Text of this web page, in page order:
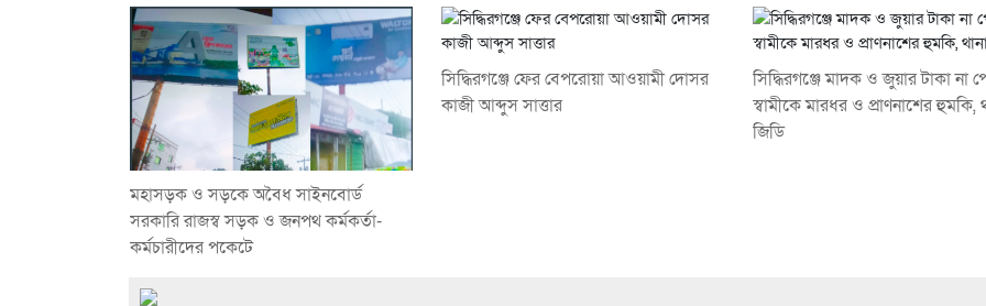
মহাসড়ক ও সড়কে অবৈধ সাইনবোর্ড
সরকারি রাজস্ব সড়ক ও জনপথ কর্মকর্তা-
কর্মচারীদের পকেটে
সিদ্ধিরগঞ্জে ফের বেপরোয়া আওয়ামী দোসর
কাজী আব্দুস সাত্তার
সিদ্ধিরগঞ্জে মাদক ও জুয়ার টাকা না
স্বামীকে মারধর ও প্রাণনাশের হুমকি,
জিডি